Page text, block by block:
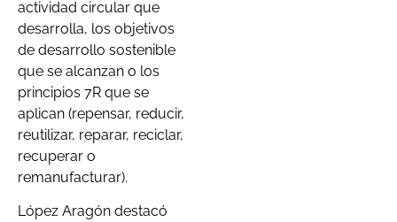
actividad circular que
desarrolla, los objetivos
de desarrollo sostenible
que se alcanzan o los
principios 7R que se
aplican (repensar, reducir,
reutilizar, reparar, reciclar,
recuperar o
remanufacturar).
López Aragón destacó